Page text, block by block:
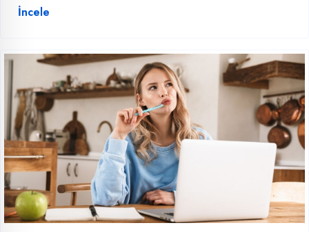
İncele